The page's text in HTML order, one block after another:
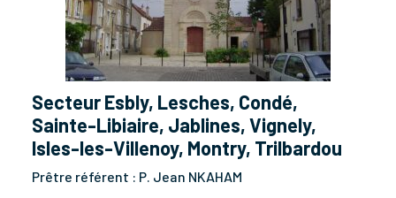
Secteur Esbly, Lesches, Condé,
Sainte-Libiaire, Jablines, Vignely,
Isles-les-Villenoy, Montry, Trilbardou
Prêtre référent : P. Jean NKAHAM